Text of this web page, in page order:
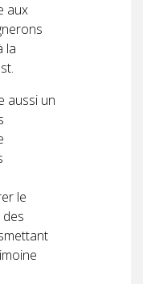
aux
la
aussi un
le
des